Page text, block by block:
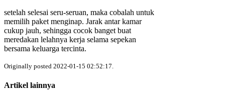
setelah selesai seru-seruan, maka cobalah untuk
memilih paket menginap. Jarak antar kamar
cukup jauh, sehingga cocok banget buat
meredakan lelahnya kerja selama sepekan
bersama keluarga tercinta.
Originally posted 2022-01-15 02:52:17.
Artikel lainnya